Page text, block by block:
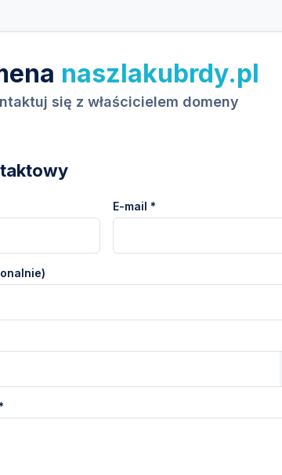
naszlakubrdy.pl
się z właścicielem domeny
E-mail *